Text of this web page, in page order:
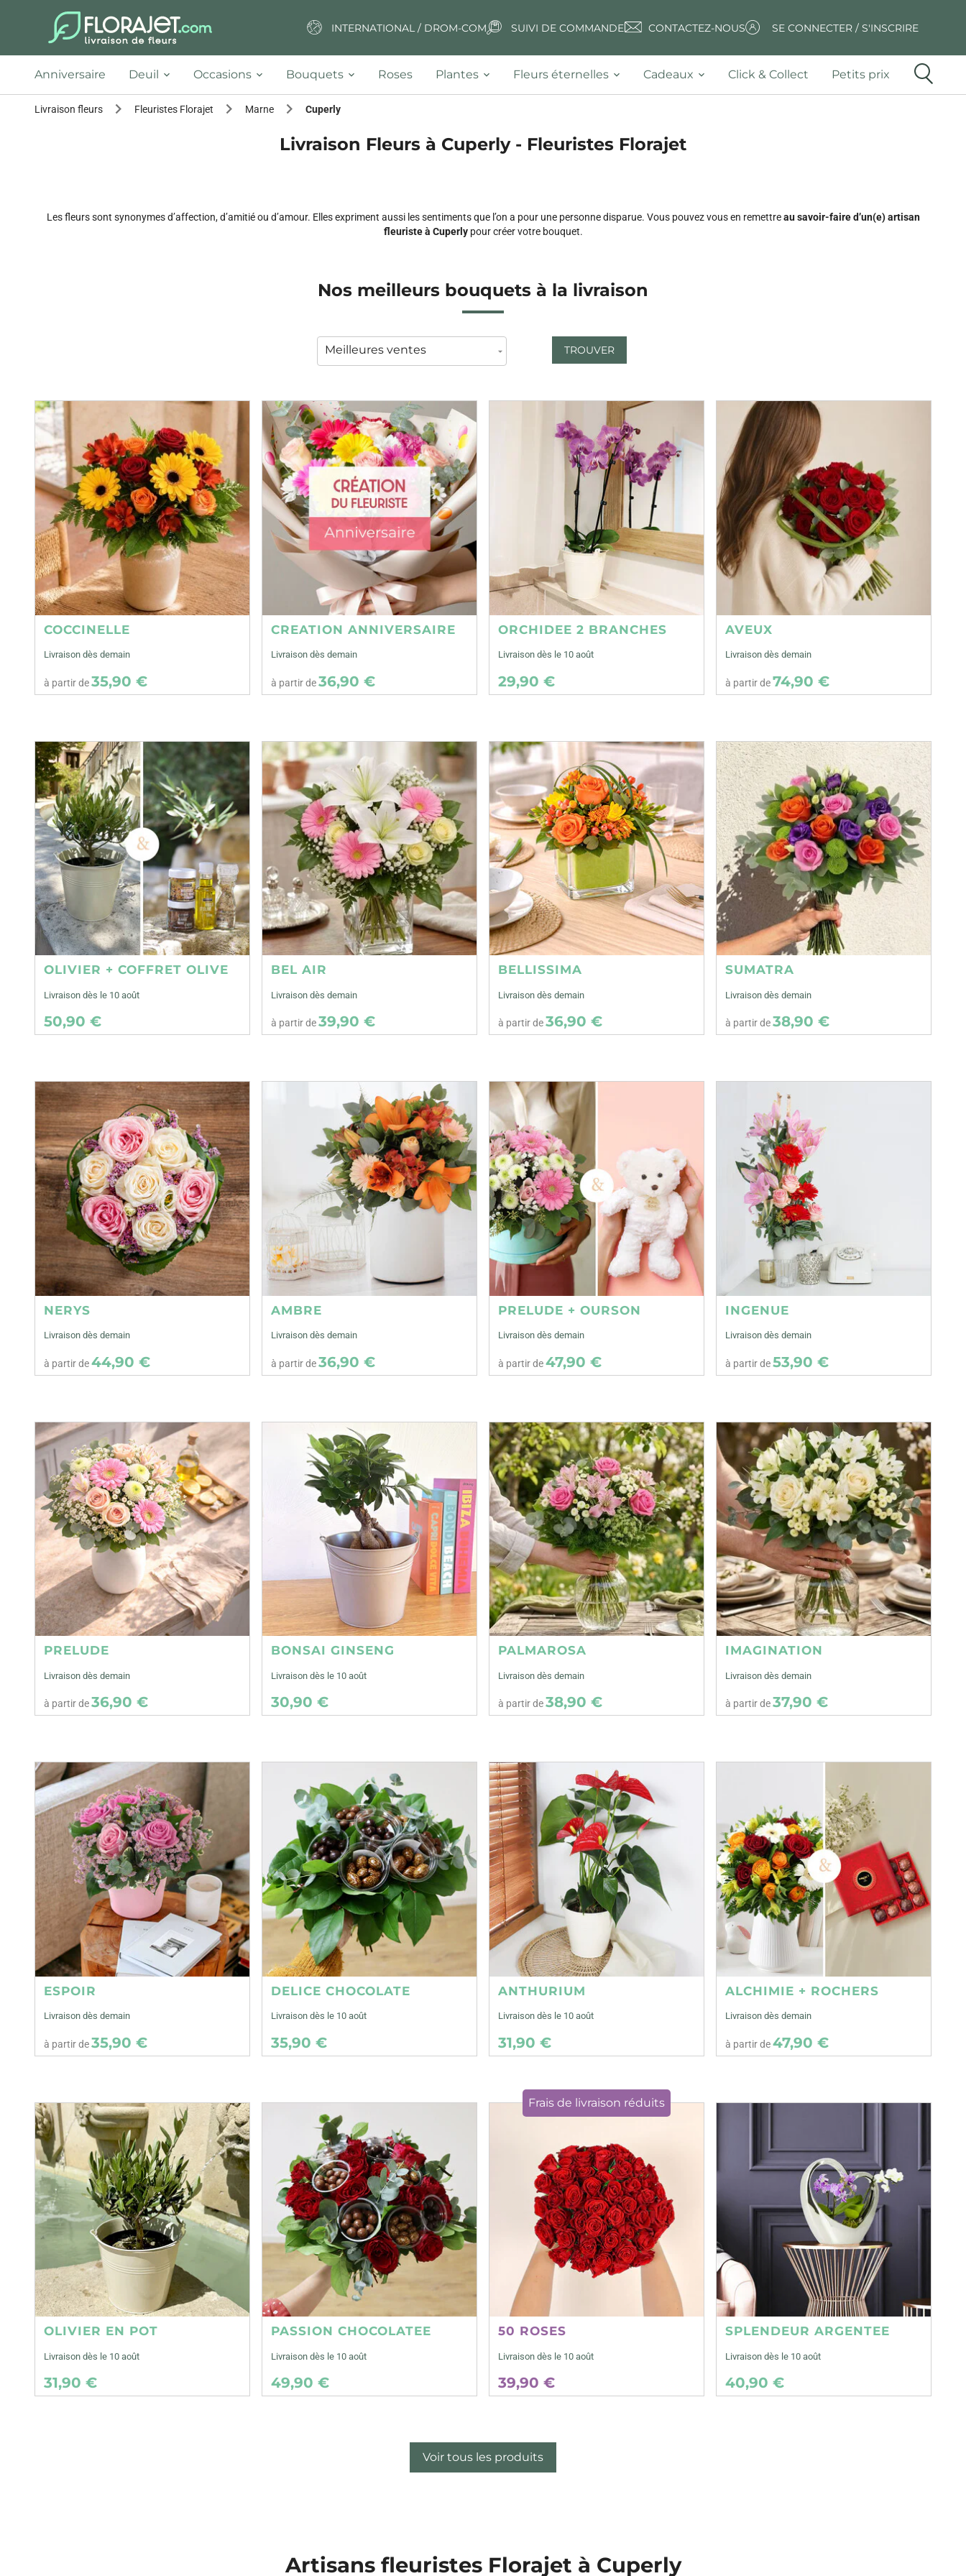
INTERNATIONAL / DROM-COM SUIVI DE COMMANDE CONTACTEZ-NOUS SE CONNECTER / S'INSCRIRE
Anniversaire Deuil Occasions Bouquets Roses Plantes Fleurs éternelles Cadeaux Click & Collect Petits prix
Livraison fleurs Fleuristes Florajet Marne Cuperly
Livraison Fleurs à Cuperly - Fleuristes Florajet
Les fleurs sont synonymes d’affection, d’amitié ou d’amour. Elles expriment aussi les sentiments que l’on a pour une personne disparue. Vous pouvez vous en remettreau savoir-faire d’un(e) artisan
fleuriste à Cuperlypour créer votre bouquet.
Nos meilleurs bouquets à la livraison
TROUVER
COCCINELLE
Livraison dès demain
à partir de35,90 €
CREATION ANNIVERSAIRE
Livraison dès demain
à partir de36,90 €
ORCHIDEE 2 BRANCHES
Livraison dès le 10 août
29,90 €
AVEUX
Livraison dès demain
à partir de74,90 €
OLIVIER + COFFRET OLIVE
Livraison dès le 10 août
50,90 €
BEL AIR
Livraison dès demain
à partir de39,90 €
BELLISSIMA
Livraison dès demain
à partir de36,90 €
SUMATRA
Livraison dès demain
à partir de38,90 €
NERYS
Livraison dès demain
à partir de44,90 €
AMBRE
Livraison dès demain
à partir de36,90 €
PRELUDE + OURSON
Livraison dès demain
à partir de47,90 €
INGENUE
Livraison dès demain
à partir de53,90 €
PRELUDE
Livraison dès demain
à partir de36,90 €
BONSAI GINSENG
Livraison dès le 10 août
30,90 €
PALMAROSA
Livraison dès demain
à partir de38,90 €
IMAGINATION
Livraison dès demain
à partir de37,90 €
ESPOIR
Livraison dès demain
à partir de35,90 €
DELICE CHOCOLATE
Livraison dès le 10 août
35,90 €
ANTHURIUM
Livraison dès le 10 août
31,90 €
ALCHIMIE + ROCHERS
Livraison dès demain
à partir de47,90 €
OLIVIER EN POT
Livraison dès le 10 août
31,90 €
PASSION CHOCOLATEE
Livraison dès le 10 août
49,90 €
Frais de livraison réduits
50 ROSES
Livraison dès le 10 août
39,90 €
SPLENDEUR ARGENTEE
Livraison dès le 10 août
40,90 €
Voir tous les produits
Artisans fleuristes Florajet à Cuperly